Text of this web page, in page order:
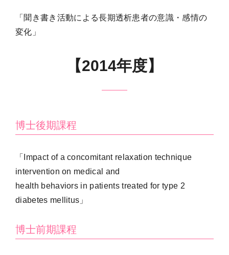
「聞き書き活動による長期透析患者の意識・感情の
変化」
【2014年度】
博士後期課程
「Impact of a concomitant relaxation technique
intervention on medical and
health behaviors in patients treated for type 2
diabetes mellitus」
博士前期課程